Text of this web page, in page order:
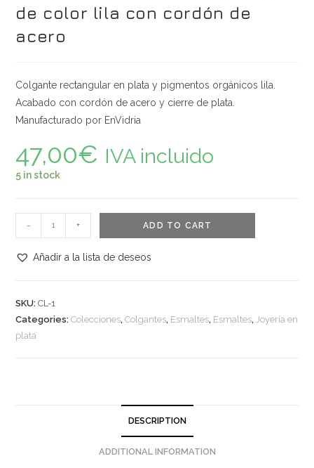
de color lila con cordón de
acero
Colgante rectangular en plata y pigmentos orgánicos lila.
Acabado con cordón de acero y cierre de plata.
Manufacturado por EnVidria
47,00€ IVA incluido
5 in stock
Colgante
rectangular
en
color
lila
con
- + ADD TO CART
Añadir a la lista de deseos
SKU:CL-1
Categories:Colecciones,Colgantes, Esmaltes, Esmaltes, Joyería en
plata
DESCRIPTION
ADDITIONAL INFORMATION